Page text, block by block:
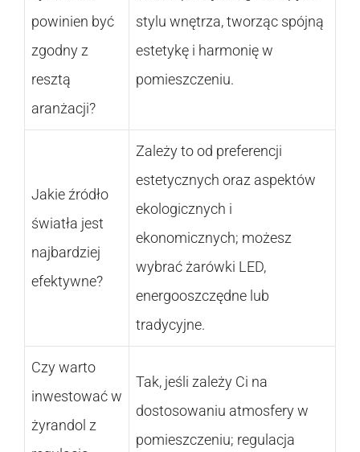
powinien być
zgodny z
resztą
aranżacji?
stylu wnętrza, tworząc spójną
estetykę i harmonię w
pomieszczeniu.
Jakie źródło
światła jest
najbardziej
efektywne?
Zależy to od preferencji
estetycznych oraz aspektów
ekologicznych i
ekonomicznych; możesz
wybrać żarówki LED,
energooszczędne lub
tradycyjne.
Czy warto
inwestować w
żyrandol z
Tak, jeśli zależy Ci na
dostosowaniu atmosfery w
pomieszczeniu; regulacja